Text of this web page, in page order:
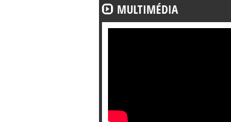
MULTIMÉDIA